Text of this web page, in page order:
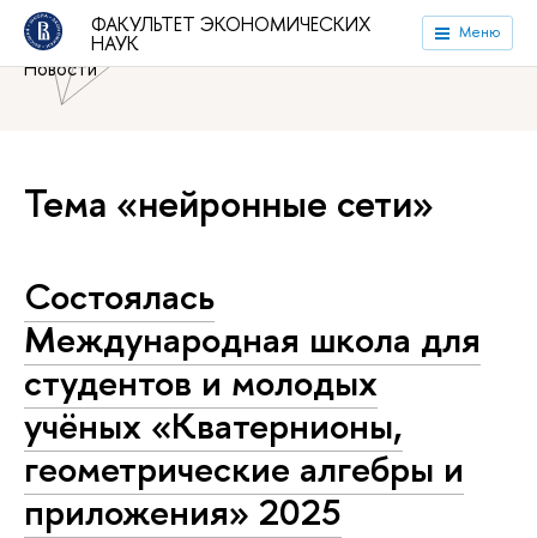
ФАКУЛЬТЕТ ЭКОНОМИЧЕСКИХ
НАУК Меню
Национальный исследовательский университет «Высшая
школа экономики»
Факультет экономических наук
Новости
Тема «нейронные сети»
Состоялась
Международная школа для
студентов и молодых
учёных «Кватернионы,
геометрические алгебры и
приложения» 2025